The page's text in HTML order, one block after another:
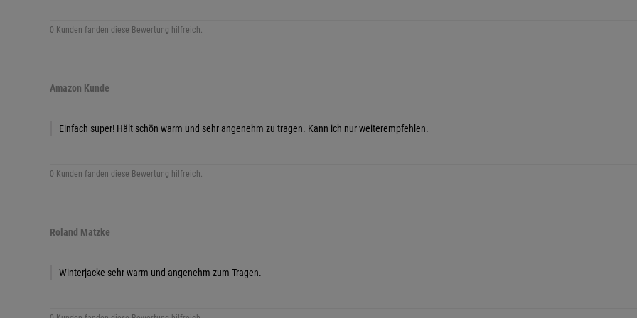
0 Kunden fanden diese Bewertung hilfreich.
Amazon Kunde
Einfach super! Hält schön warm und sehr angenehm zu tragen. Kann ich nur weiterempfehlen.
0 Kunden fanden diese Bewertung hilfreich.
Roland Matzke
Winterjacke sehr warm und angenehm zum Tragen.